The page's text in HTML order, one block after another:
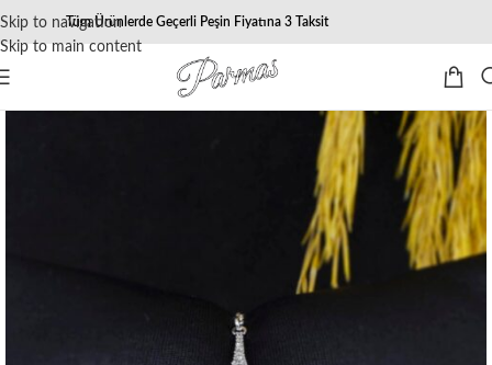
Skip to navigation
Skip to main content
Tüm Ürünlerde Geçerli Peşin Fiyatına 3 Taksit